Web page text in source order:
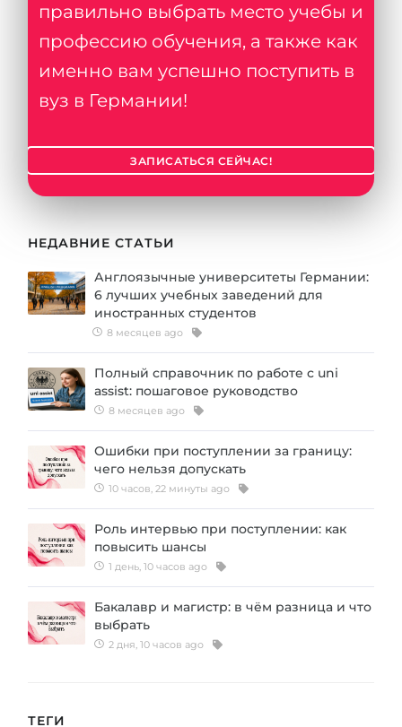
правильно выбрать место учебы и
профессию обучения, а также как
именно вам успешно поступить в
вуз в Германии!
ЗАПИСАТЬСЯ СЕЙЧАС!
НЕДАВНИЕ СТАТЬИ
Англоязычные университеты Германии:
6 лучших учебных заведений для
иностранных студентов
8 месяцев ago
Полный справочник по работе с uni
assist: пошаговое руководство
8 месяцев ago
Ошибки при поступлении за границу:
чего нельзя допускать
10 часов, 22 минуты ago
Роль интервью при поступлении: как
повысить шансы
1 день, 10 часов ago
Бакалавр и магистр: в чём разница и что
выбрать
2 дня, 10 часов ago
ТЕГИ